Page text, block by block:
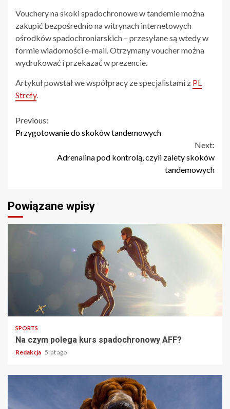
Vouchery na skoki spadochronowe w tandemie można
zakupić bezpośrednio na witrynach internetowych
ośrodków spadochroniarskich – przesyłane są wtedy w
formie wiadomości e-mail. Otrzymany voucher można
wydrukować i przekazać w prezencie.
Artykuł powstał we współpracy ze specjalistami z PL
Strefy.
Continue
Reading
Previous:
Przygotowanie do skoków tandemowych
Next:
Adrenalina pod kontrolą, czyli zalety skoków
tandemowych
Powiązane wpisy
2 min read
SPORTS
Na czym polega kurs spadochronowy AFF?
Redakcja 5 lat ago